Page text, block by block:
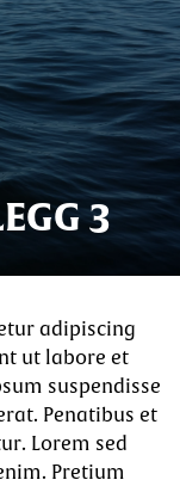
3
adipiscing
ut labore et
suspendisse
Penatibus et
Lorem sed
Pretium